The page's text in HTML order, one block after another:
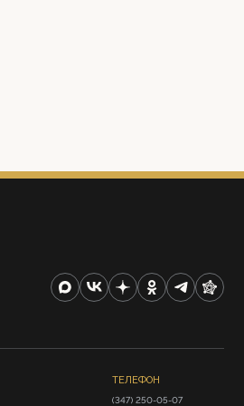
ТЕЛЕФОН
(347) 250-05-07